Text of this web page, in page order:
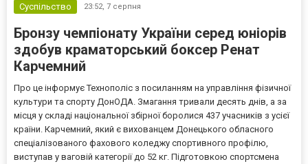
Суспільство 23:52, 7 серпня
Бронзу чемпіонату України серед юніорів
здобув краматорський боксер Ренат
Карчемний
Про це інформує Технополіс з посиланням на управління фізичної
культури та спорту ДонОДА. Змагання тривали десять днів, а за
місця у складі національної збірної боролися 437 учасників з усієї
країни. Карчемний, який є вихованцем Донецького обласного
спеціалізованого фахового коледжу спортивного профілю,
виступав у ваговій категорії до 52 кг. Підготовкою спортсмена